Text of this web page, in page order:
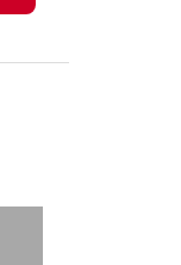
Iターン・Uターン応援